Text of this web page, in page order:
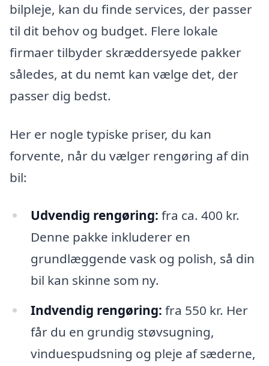
bilpleje, kan du finde services, der passer
til dit behov og budget. Flere lokale
firmaer tilbyder skræddersyede pakker
således, at du nemt kan vælge det, der
passer dig bedst.
Her er nogle typiske priser, du kan
forvente, når du vælger rengøring af din
bil:
Udvendig rengøring: fra ca. 400 kr.
Denne pakke inkluderer en
grundlæggende vask og polish, så din
bil kan skinne som ny.
Indvendig rengøring: fra 550 kr. Her
får du en grundig støvsugning,
vinduespudsning og pleje af sæderne,